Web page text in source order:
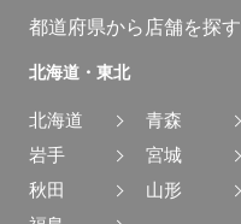
都道府県から店舗を探す
北海道・東北
北海道
青森
岩手
宮城
秋田
山形